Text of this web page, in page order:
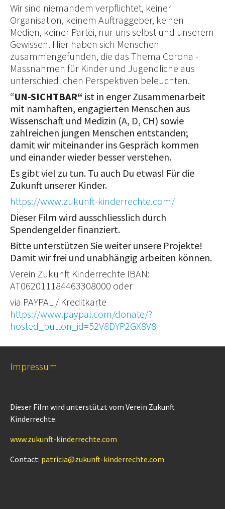
Wir sind niemandem verpflichtet, keiner
Organisation, keinem Auftraggeber, keinen
Medien, keiner Partei, nur uns selbst und unserem
Gewissen. Hier haben sich Menschen
zusammengefunden, die das Thema Corona -
Massnahmen für Kinder und Jugendliche aus
unterschiedlichen Perspektiven beleuchten.
“UN-SICHTBAR“ ist in enger Zusammenarbeit
mit namhaften, engagierten Menschen aus
Wissenschaft und Medizin (A, D, CH) sowie
zahlreichen jungen Menschen entstanden;
damit wir miteinander ins Gespräch kommen
und einander wieder besser verstehen.
Es gibt viel zu tun. Tu auch Du etwas! Für die
Zukunft unserer Kinder.
https://www.zukunft-kinderrechte.com/
Dieser Film wird ausschliesslich durch
Spendengelder finanziert.
Bitte unterstützen Sie weiter unsere Projekte!
Damit wir frei und unabhängig arbeiten können.
Verein Zukunft Kinderrechte IBAN:
AT062011184463308000 oder
via PAYPAL / Kreditkarte
https://www.paypal.com/donate/?
hosted_button_id=52V8DYP2GX8V8
Impressum
Dieser Film wird unterstützt vom Verein Zukunft
Kinderrechte.
www.zukunft-kinderrechte.com
Contact: patricia@zukunft-kinderrechte.com